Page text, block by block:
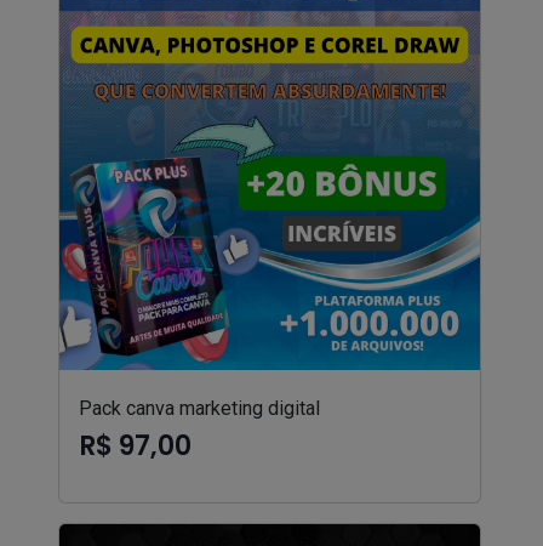
Pack canva marketing digital
R$ 97,00